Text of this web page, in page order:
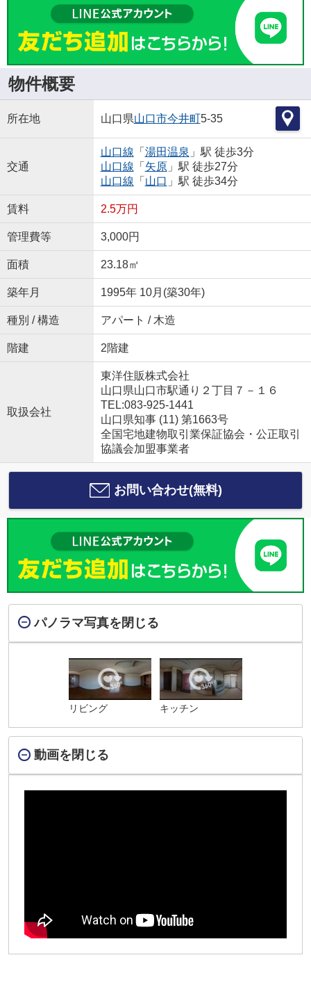
物件概要
所在地 山口県山口市今井町5-35
交通
山口線 「 湯田温泉 」駅 徒歩3分
山口線 「 矢原」駅 徒歩27分
山口線 「 山口 」駅 徒歩34分
賃料 2.5万円
管理費等 3,000円
面積 23.18㎡
築年月 1995年 10月(築30年)
種別 / 構造 アパート / 木造
階建 2階建
取扱会社
東洋住販株式会社
山口県山口市駅通り２丁目７－１６
TEL:083-925-1441
山口県知事 (11) 第1663号
全国宅地建物取引業保証協会・公正取引
協議会加盟事業者
お問い合わせ(無料)
パノラマ写真を閉じる
リビング キッチン
動画を閉じる